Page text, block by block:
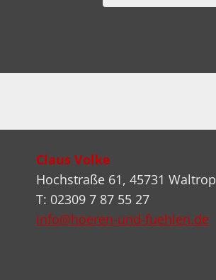
Claus Volke
Hochstraße 61, 45731 Waltrop
T: 02309 7 87 55 27
info@hoeren-und-fuehlen.de